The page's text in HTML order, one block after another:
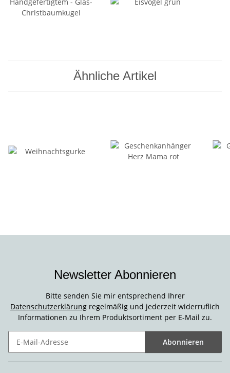
Ähnliche Artikel
Newsletter Abonnieren
Bitte senden Sie mir entsprechend Ihrer
Datenschutzerklärung regelmäßig und jederzeit widerruflich
Informationen zu Ihrem Produktsortiment per E-Mail zu.
Abonnieren